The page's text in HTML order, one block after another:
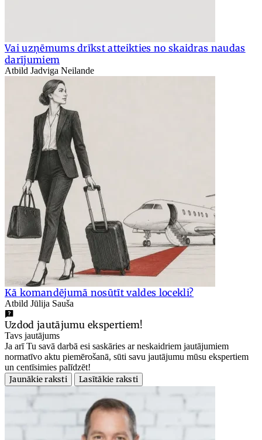
Vai uzņēmums drīkst atteikties no skaidras naudas
darījumiem
Atbild Jadviga Neilande
Kā komandējumā nosūtīt valdes locekli?
Atbild Jūlija Sauša
Uzdod jautājumu ekspertiem!
Tavs jautājums
Ja arī Tu savā darbā esi saskāries ar neskaidriem jautājumiem
normatīvo aktu piemērošanā, sūti savu jautājumu mūsu ekspertiem
un centīsimies palīdzēt!
Jaunākie raksti
Lasītākie raksti